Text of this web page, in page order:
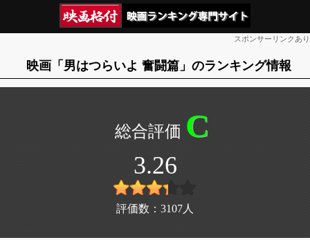
スポンサーリンクあり
映画「男はつらいよ 奮闘篇」のランキング情報
C
3.26
評価数： 3107 人